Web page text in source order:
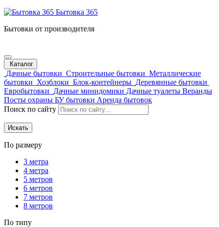
Бытовка 365
Бытовки от производителя
Каталог
Дачные бытовки Строительные бытовки Металлические
бытовки Хозблоки Блок-контейнеры Деревянные бытовки
Евробытовки Дачные минидомики Дачные туалеты Веранды
Посты охраны БУ бытовки Аренда бытовок
Поиск по сайту
Искать
По размеру
3 метра
4 метра
5 метров
6 метров
7 метров
8 метров
По типу